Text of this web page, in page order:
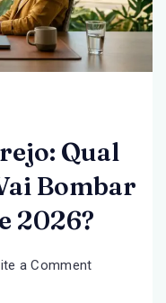
Qual
Bombar
2026?
a Commenton